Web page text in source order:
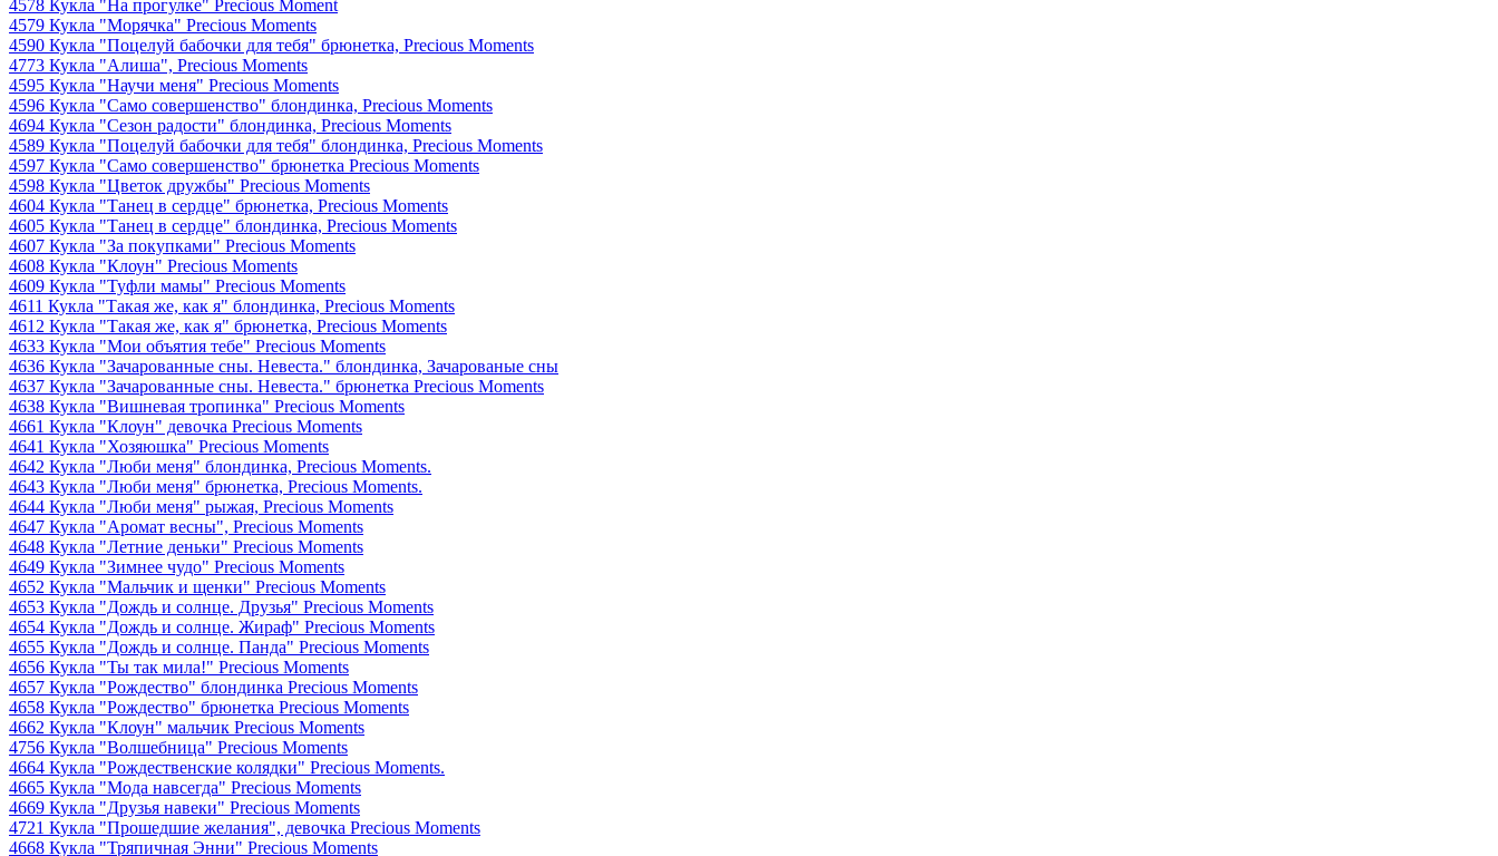
4578 Кукла "На прогулке" Precious Moment
4579 Кукла "Морячка" Precious Moments
4590 Кукла "Поцелуй бабочки для тебя" брюнетка, Precious Moments
4773 Кукла "Алиша", Precious Moments
4595 Кукла "Научи меня" Precious Moments
4596 Кукла "Само совершенство" блондинка, Precious Moments
4694 Кукла "Сезон радости" блондинка, Precious Moments
4589 Кукла "Поцелуй бабочки для тебя" блондинка, Precious Moments
4597 Кукла "Само совершенство" брюнетка Precious Moments
4598 Кукла "Цветок дружбы" Precious Moments
4604 Кукла "Танец в сердце" брюнетка, Precious Moments
4605 Кукла "Танец в сердце" блондинка, Precious Moments
4607 Кукла "За покупками" Precious Moments
4608 Кукла "Клоун" Precious Moments
4609 Кукла "Туфли мамы" Precious Moments
4611 Кукла "Такая же, как я" блондинка, Precious Moments
4612 Кукла "Такая же, как я" брюнетка, Precious Moments
4633 Кукла "Мои объятия тебе" Precious Moments
4636 Кукла "Зачарованные сны. Невеста." блондинка, Зачарованые сны
4637 Кукла "Зачарованные сны. Невеста." брюнетка Precious Moments
4638 Кукла "Вишневая тропинка" Precious Moments
4661 Кукла "Клоун" девочка Precious Moments
4641 Кукла "Хозяюшка" Precious Moments
4642 Кукла "Люби меня" блондинка, Precious Moments.
4643 Кукла "Люби меня" брюнетка, Precious Moments.
4644 Кукла "Люби меня" рыжая, Precious Moments
4647 Кукла "Аромат весны", Precious Moments
4648 Кукла "Летние деньки" Precious Moments
4649 Кукла "Зимнее чудо" Precious Moments
4652 Кукла "Мальчик и щенки" Precious Moments
4653 Кукла "Дождь и солнце. Друзья" Precious Moments
4654 Кукла "Дождь и солнце. Жираф" Precious Moments
4655 Кукла "Дождь и солнце. Панда" Precious Moments
4656 Кукла "Ты так мила!" Precious Moments
4657 Кукла "Рождество" блондинка Precious Moments
4658 Кукла "Рождество" брюнетка Precious Moments
4662 Кукла "Клоун" мальчик Precious Moments
4756 Кукла "Волшебница" Precious Moments
4664 Кукла "Рождественские колядки" Precious Moments.
4665 Кукла "Мода навсегда" Precious Moments
4669 Кукла "Друзья навеки" Precious Moments
4721 Кукла "Прошедшие желания", девочка Precious Moments
4668 Кукла "Тряпичная Энни" Precious Moments